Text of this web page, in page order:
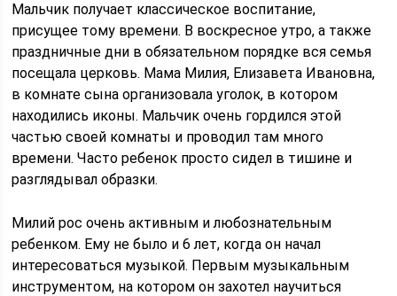
Мальчик получает классическое воспитание,
присущее тому времени. В воскресное утро, а также
праздничные дни в обязательном порядке вся семья
посещала церковь. Мама Милия, Елизавета Ивановна,
в комнате сына организовала уголок, в котором
находились иконы. Мальчик очень гордился этой
частью своей комнаты и проводил там много
времени. Часто ребенок просто сидел в тишине и
разглядывал образки.
Милий рос очень активным и любознательным
ребенком. Ему не было и 6 лет, когда он начал
интересоваться музыкой. Первым музыкальным
инструментом, на котором он захотел научиться